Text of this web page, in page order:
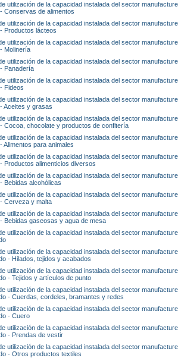
utilización de la capacidad instalada del sector
Conservas de alimentos
utilización de la capacidad instalada del sector
Productos lácteos
utilización de la capacidad instalada del sector
Molinería
utilización de la capacidad instalada del sector
Panadería
utilización de la capacidad instalada del sector
Fideos
utilización de la capacidad instalada del sector
Aceites y grasas
utilización de la capacidad instalada del sector
Cocoa, chocolate y productos de confitería
utilización de la capacidad instalada del sector
Alimentos para animales
utilización de la capacidad instalada del sector
Productos alimenticios diversos
utilización de la capacidad instalada del sector
Bebidas alcohólicas
utilización de la capacidad instalada del sector
Cerveza y malta
utilización de la capacidad instalada del sector
Bebidas gaseosas y agua de mesa
utilización de la capacidad instalada del sector
utilización de la capacidad instalada del sector
- Hilados, tejidos y acabados
utilización de la capacidad instalada del sector
- Tejidos y artículos de punto
utilización de la capacidad instalada del sector
- Cuerdas, cordeles, bramantes y redes
utilización de la capacidad instalada del sector
- Cuero
utilización de la capacidad instalada del sector
- Prendas de vestir
utilización de la capacidad instalada del sector
- Otros productos textiles